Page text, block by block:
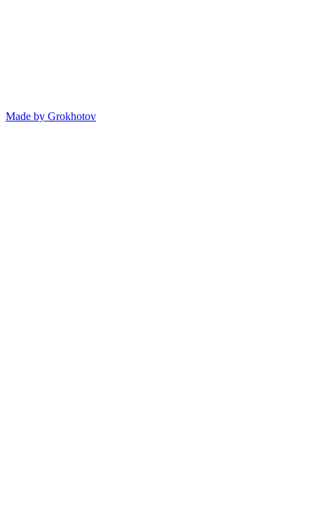
Made by Grokhotov